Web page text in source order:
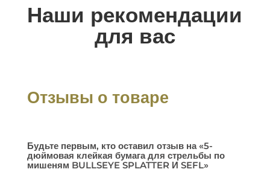
Наши рекомендации
для вас
Отзывы о товаре
Будьте первым, кто оставил отзыв на «5-
дюймовая клейкая бумага для стрельбы по
мишеням BULLSEYE SPLATTER И SEFL»